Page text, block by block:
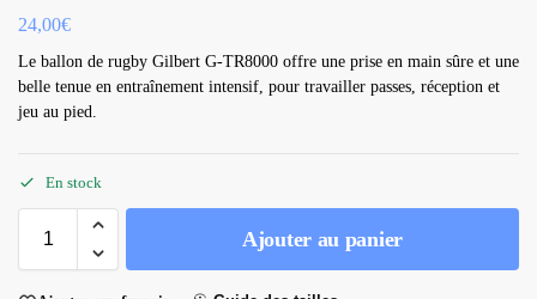
24,00€
Le ballon de rugby Gilbert G-TR8000 offre une prise en main sûre et une
belle tenue en entraînement intensif, pour travailler passes, réception et
jeu au pied.
En stock
Ajouter au panier